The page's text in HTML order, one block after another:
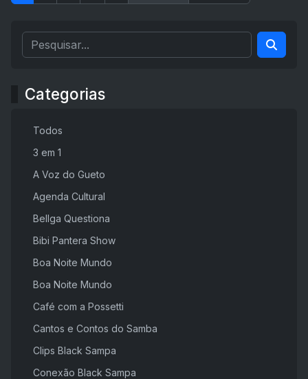
Categorias
Todos
3 em 1
A Voz do Gueto
Agenda Cultural
Bellga Questiona
Bibi Pantera Show
Boa Noite Mundo
Boa Noite Mundo
Café com a Possetti
Cantos e Contos do Samba
Clips Black Sampa
Conexão Black Sampa